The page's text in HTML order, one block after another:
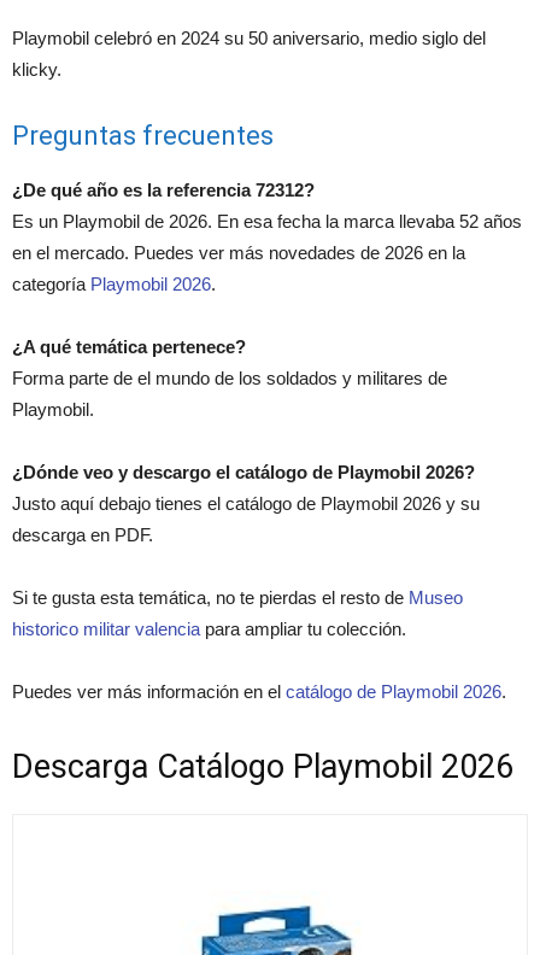
Playmobil celebró en 2024 su 50 aniversario, medio siglo del
klicky.
Preguntas frecuentes
¿De qué año es la referencia 72312?
Es un Playmobil de 2026. En esa fecha la marca llevaba 52 años
en el mercado. Puedes ver más novedades de 2026 en la
categoría Playmobil 2026.
¿A qué temática pertenece?
Forma parte de el mundo de los soldados y militares de
Playmobil.
¿Dónde veo y descargo el catálogo de Playmobil 2026?
Justo aquí debajo tienes el catálogo de Playmobil 2026 y su
descarga en PDF.
Si te gusta esta temática, no te pierdas el resto de Museo
historico militar valencia para ampliar tu colección.
Puedes ver más información en el catálogo de Playmobil 2026.
Descarga Catálogo Playmobil 2026